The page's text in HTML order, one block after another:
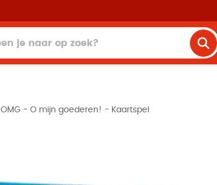
OMG - O mijn goederen! - Kaartspel